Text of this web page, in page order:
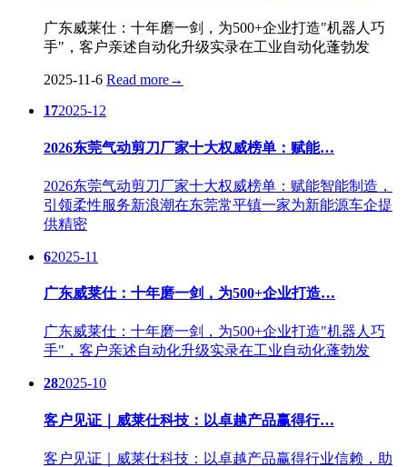
广东威莱仕：十年磨一剑，为500+企业打造"机器人巧
手"，客户亲述自动化升级实录在工业自动化蓬勃发
2025-11-6 Read more→
172025-12
2026东莞气动剪刀厂家十大权威榜单：赋能…
2026东莞气动剪刀厂家十大权威榜单：赋能智能制造，
引领柔性服务新浪潮在东莞常平镇一家为新能源车企提
供精密
62025-11
广东威莱仕：十年磨一剑，为500+企业打造…
广东威莱仕：十年磨一剑，为500+企业打造"机器人巧
手"，客户亲述自动化升级实录在工业自动化蓬勃发
282025-10
客户见证｜威莱仕科技：以卓越产品赢得行…
客户见证｜威莱仕科技：以卓越产品赢得行业信赖，助